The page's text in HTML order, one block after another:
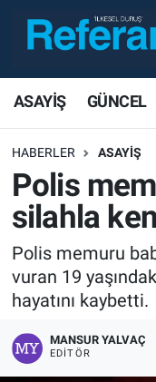
ASAYİŞ GÜNCEL
HABERLER ASAYİŞ
Polis
silahla
Polis memuru
vuran 19
hayatını kaybetti.
MANSUR YALVAÇ
EDITÖR